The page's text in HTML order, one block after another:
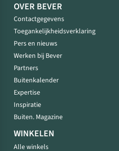
OVER BEVER
Contactgegevens
Toegankelijkheidsverklaring
Pers en nieuws
Werken bij Bever
Partners
Buitenkalender
Expertise
Inspiratie
Buiten. Magazine
WINKELEN
Alle winkels